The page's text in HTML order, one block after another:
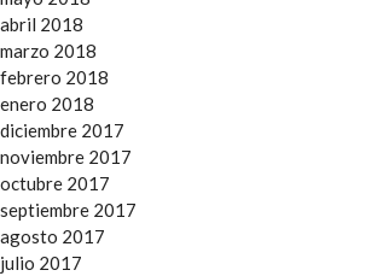
abril 2018
marzo 2018
febrero 2018
enero 2018
diciembre 2017
noviembre 2017
octubre 2017
septiembre 2017
agosto 2017
julio 2017